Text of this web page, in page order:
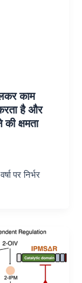
काम
है और
क्षमता
पर निर्भर